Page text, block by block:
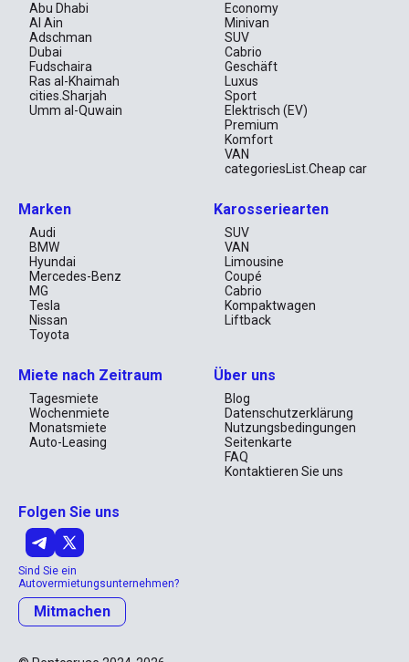
Abu Dhabi
Al Ain
Adschman
Dubai
Fudschaira
Ras al-Khaimah
cities.Sharjah
Umm al-Quwain
Economy
Minivan
SUV
Cabrio
Geschäft
Luxus
Sport
Elektrisch (EV)
Premium
Komfort
VAN
categoriesList.Cheap car
Marken
Audi
BMW
Hyundai
Mercedes-Benz
MG
Tesla
Nissan
Toyota
Karosseriearten
SUV
VAN
Limousine
Coupé
Cabrio
Kompaktwagen
Liftback
Miete nach Zeitraum
Tagesmiete
Wochenmiete
Monatsmiete
Auto-Leasing
Über uns
Blog
Datenschutzerklärung
Nutzungsbedingungen
Seitenkarte
FAQ
Kontaktieren Sie uns
Folgen Sie uns
Sind Sie ein
Autovermietungsunternehmen?
Mitmachen